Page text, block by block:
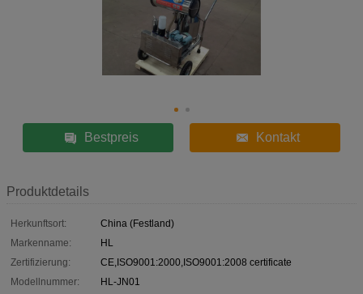
Bestpreis Kontakt
Produktdetails
Herkunftsort:
China (Festland)
Markenname:
HL
Zertifizierung:
CE,ISO9001:2000,ISO9001:2008 certificate
Modellnummer:
HL-JN01